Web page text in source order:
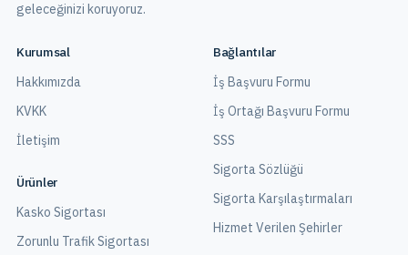
geleceğinizi koruyoruz.
Kurumsal
Hakkımızda
KVKK
İletişim
Ürünler
Kasko Sigortası
Zorunlu Trafik Sigortası
Bağlantılar
İş Başvuru Formu
İş Ortağı Başvuru Formu
SSS
Sigorta Sözlüğü
Sigorta Karşılaştırmaları
Hizmet Verilen Şehirler